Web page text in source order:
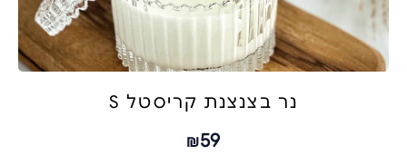
נר בצנצנת קריסטל S
₪59